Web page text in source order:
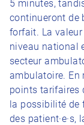
5 minutes,
continueront de
forfait. La
niveau national
secteur
ambulatoire. En
points tarifaires
la possibilité de
des patient·e·s,